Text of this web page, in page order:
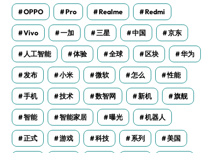
OPPO Pro Realme Redmi
Vivo 一加 三星 中国 京东
人工智能 体验 全球 区块 华为
发布 小米 微软 怎么 性能
手机 技术 数智网 新机 旗舰
智能 智能家居 曝光 机器人
正式 游戏 科技 系列 美国